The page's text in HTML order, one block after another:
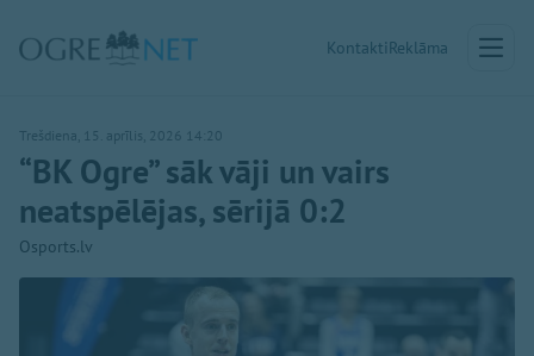
KontaktiReklāma
Trešdiena, 15. aprīlis, 2026 14:20
“BK Ogre” sāk vāji un vairs
neatspēlējas, sērijā 0:2
Osports.lv